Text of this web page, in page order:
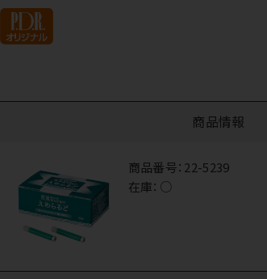
商品情報
商品番号： 22-5239
在庫： ○